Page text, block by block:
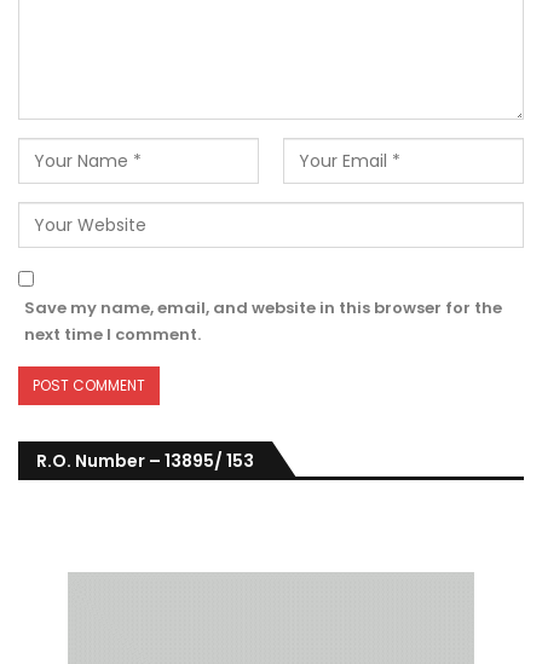
Save my name, email, and website in this browser for the
next time I comment.
R.O. Number – 13895/ 153